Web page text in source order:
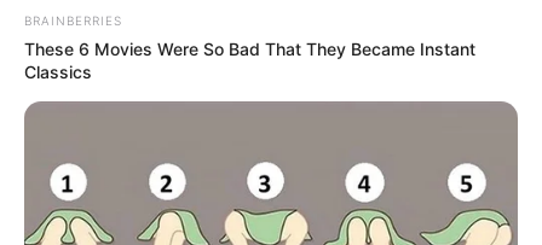
BRAINBERRIES
These 6 Movies Were So Bad That They Became Instant
Classics